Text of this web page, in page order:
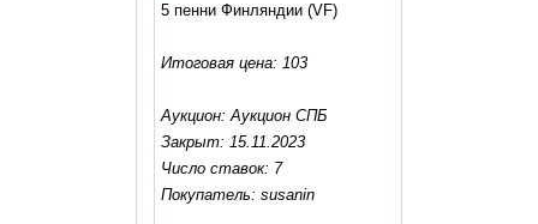
5 пенни Финляндии (VF)
Итоговая цена: 103
Аукцион: Аукцион СПБ
Закрыт: 15.11.2023
Число ставок: 7
Покупатель: susanin